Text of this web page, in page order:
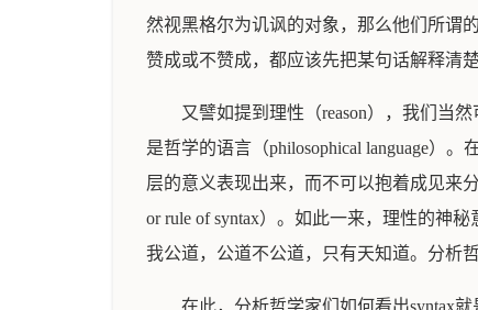
然视黑格尔为讥讽的对象，那么他们所谓
赞成或不赞成，都应该先把某句话解释清
又譬如提到理性（reason），我们当
是哲学的语言（philosophical language）
层的意义表现出来，而不可以抱着成见来
or rule of syntax）。如此一来，理性的神
我公道，公道不公道，只有天知道。分析
在此，分析哲学家们如何看出syntax